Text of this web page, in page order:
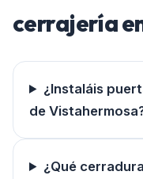
cerrajería
¿Instaláis
de
¿Qué